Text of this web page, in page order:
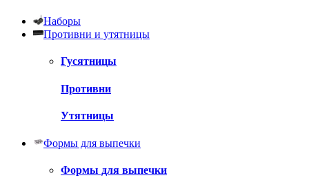
Наборы
Противни и утятницы
Гусятницы
Противни
Утятницы
Формы для выпечки
Формы для выпечки